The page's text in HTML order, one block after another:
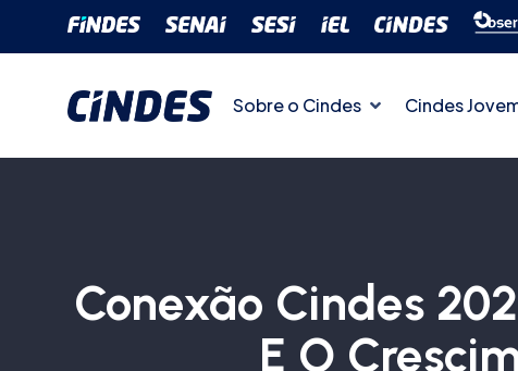
Sobre o Cindes Cindes
Conexão Cindes
E O